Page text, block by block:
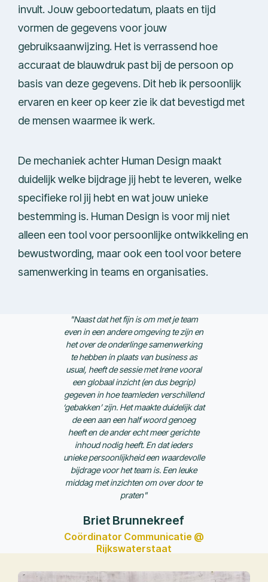
invult. Jouw geboortedatum, plaats en tijd
vormen de gegevens voor jouw
gebruiksaanwijzing. Het is verrassend hoe
accuraat de blauwdruk past bij de persoon op
basis van deze gegevens. Dit heb ik persoonlijk
ervaren en keer op keer zie ik dat bevestigd met
de mensen waarmee ik werk.
De mechaniek achter Human Design maakt
duidelijk welke bijdrage jij hebt te leveren, welke
specifieke rol jij hebt en wat jouw unieke
bestemming is. Human Design is voor mij niet
alleen een tool voor persoonlijke ontwikkeling en
bewustwording, maar ook een tool voor betere
samenwerking in teams en organisaties.
"Naast dat het fijn is om met je team
even in een andere omgeving te zijn en
het over de onderlinge samenwerking
te hebben in plaats van business as
usual, heeft de sessie met Irene vooral
een globaal inzicht (en dus begrip)
gegeven in hoe teamleden verschillend
‘gebakken’ zijn. Het maakte duidelijk dat
de een aan een half woord genoeg
heeft en de ander echt meer gerichte
inhoud nodig heeft. En dat ieders
unieke persoonlijkheid een waardevolle
bijdrage voor het team is. Een leuke
middag met inzichten om over door te
praten"
Briet Brunnekreef
Coördinator Communicatie @
Rijkswaterstaat